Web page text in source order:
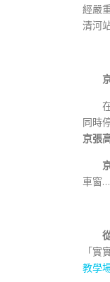
經嚴
清河
同時
京張
車窗
「
教學